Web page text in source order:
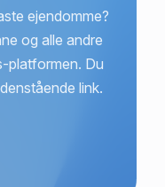
ejendomme?
og alle andre
platformen. Du
link.